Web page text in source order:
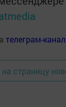
телеграм-
страницу